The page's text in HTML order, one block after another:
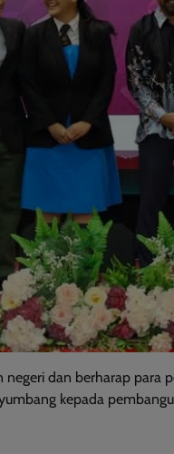
dan berharap para
kepada